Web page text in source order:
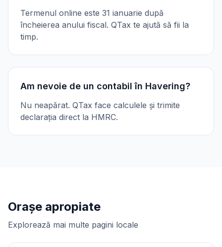
Termenul online este 31 ianuarie după
încheierea anului fiscal. QTax te ajută să fii la
timp.
Am nevoie de un contabil în Havering?
Nu neapărat. QTax face calculele și trimite
declarația direct la HMRC.
Orașe apropiate
Explorează mai multe pagini locale